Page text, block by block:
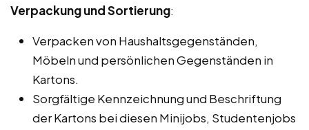
Verpackung und Sortierung:
Verpacken von Haushaltsgegenständen,
Möbeln und persönlichen Gegenständen in
Kartons.
Sorgfältige Kennzeichnung und Beschriftung
der Kartons bei diesen Minijobs, Studentenjobs